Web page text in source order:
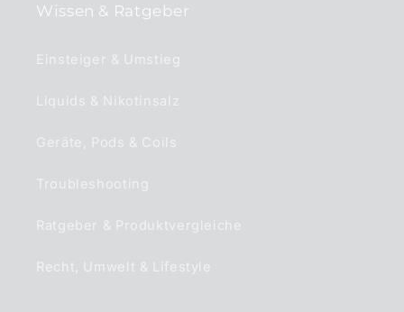
Wissen & Ratgeber
Einsteiger & Umstieg
Liquids & Nikotinsalz
Geräte, Pods & Coils
Troubleshooting
Ratgeber & Produktvergleiche
Recht, Umwelt & Lifestyle